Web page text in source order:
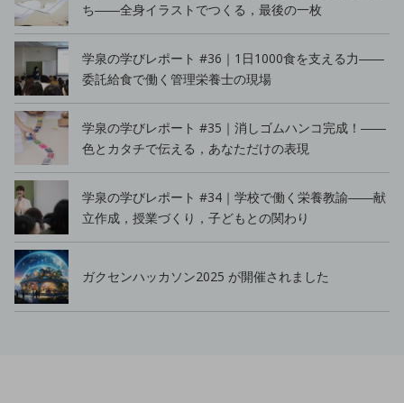
ち――全身イラストでつくる，最後の一枚
学泉の学びレポート #36｜1日1000食を支える力――
委託給食で働く管理栄養士の現場
学泉の学びレポート #35｜消しゴムハンコ完成！――
色とカタチで伝える，あなただけの表現
学泉の学びレポート #34｜学校で働く栄養教諭――献
立作成，授業づくり，子どもとの関わり
ガクセンハッカソン2025 が開催されました